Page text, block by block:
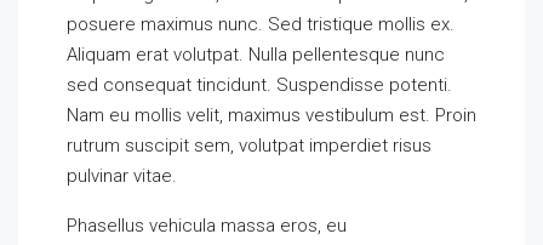
posuere maximus nunc. Sed tristique mollis ex.
Aliquam erat volutpat. Nulla pellentesque nunc
sed consequat tincidunt. Suspendisse potenti.
Nam eu mollis velit, maximus vestibulum est. Proin
rutrum suscipit sem, volutpat imperdiet risus
pulvinar vitae.
Phasellus vehicula massa eros, eu